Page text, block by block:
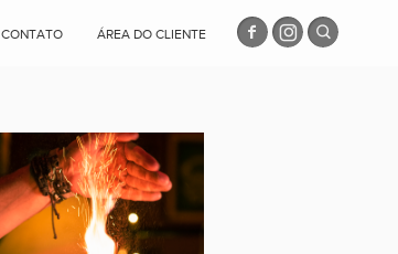
CONTATO ÁREA DO CLIENTE